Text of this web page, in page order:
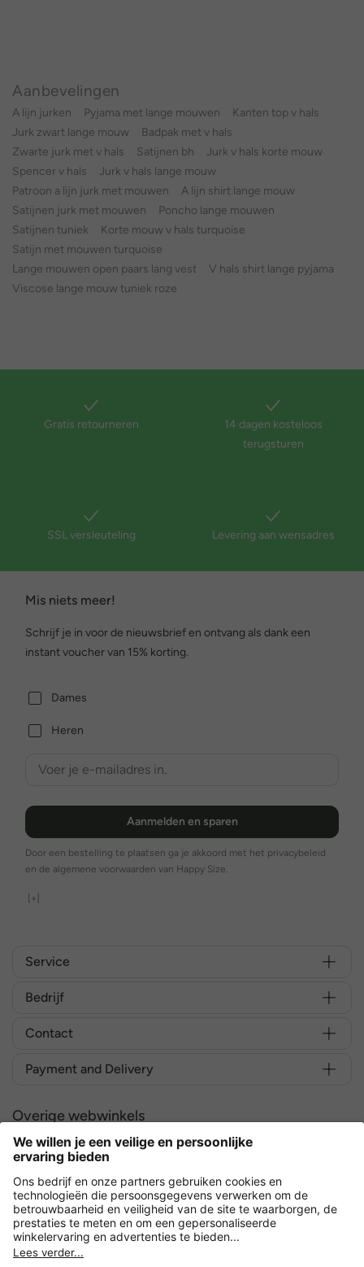
Aanbevelingen
A lijn jurken Pyjama met lange mouwen
Kanten top v hals
Jurk zwart lange mouw
Badpak met v hals
Zwarte jurk met v hals
Satijnen bh
Jurk v hals korte mouw
Spencer v hals
Jurk v hals lange mouw
Patroon a lijn jurk met mouwen
A lijn shirt lange mouw
Satijnen jurk met mouwen
Poncho lange mouwen
Satijnen tuniek
Korte mouw v hals turquoise
Satijn met mouwen turquoise
Lange mouwen open paars lang vest
V hals shirt lange pyjama
Viscose lange mouw tuniek roze
Gratis retourneren
14 dagen kosteloos
terugsturen
SSL versleuteling Levering aan wensadres
Mis niets meer!
Schrijf je in voor de nieuwsbrief en ontvang als dank een
instant voucher van 15% korting.
Dames
Heren
Aanmelden en sparen
Door een bestelling te plaatsen ga je akkoord met het privacybeleid
en de algemene voorwaarden van Happy Size.
[+]
Service
Bedrijf
Contact
Payment and Delivery
Overige webwinkels
Nederland
Versleuteling met